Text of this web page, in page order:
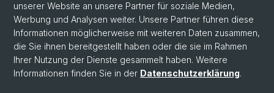
LinkedIn
Instagram
unserer Website an unsere Partner für soziale Medien,
Werbung und Analysen weiter. Unsere Partner führen diese
Informationen möglicherweise mit weiteren Daten zusammen,
die Sie ihnen bereitgestellt haben oder die sie im Rahmen
Ihrer Nutzung der Dienste gesammelt haben. Weitere
Informationen finden Sie in der Datenschutzerklärung.